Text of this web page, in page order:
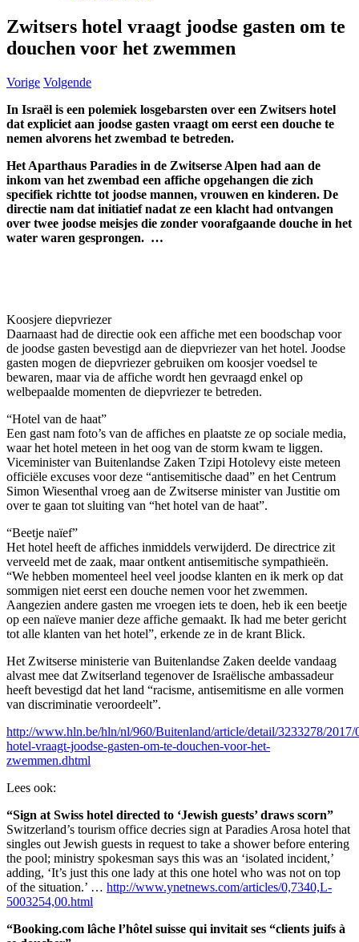
Zwitsers hotel vraagt joodse gasten om te
douchen voor het zwemmen
Vorige Volgende
In Israël is een polemiek losgebarsten over een Zwitsers hotel
dat expliciet aan joodse gasten vraagt om eerst een douche te
nemen alvorens het zwembad te betreden.
Het Aparthaus Paradies in de Zwitserse Alpen had aan de
inkom van het zwembad een affiche opgehangen die zich
specifiek richtte tot joodse mannen, vrouwen en kinderen. De
directie nam dat initiatief nadat ze een klacht had ontvangen
over twee joodse meisjes die zonder voorafgaande douche in het
water waren gesprongen. …
Koosjere diepvriezer
Daarnaast had de directie ook een affiche met een boodschap voor
de joodse gasten bevestigd aan de diepvriezer van het hotel. Joodse
gasten mogen de diepvriezer gebruiken om koosjer voedsel te
bewaren, maar via de affiche wordt hen gevraagd enkel op
welbepaalde momenten de diepvriezer te betreden.
“Hotel van de haat”
Een gast nam foto’s van de affiches en plaatste ze op sociale media,
waar het hotel meteen in het oog van de storm kwam te liggen.
Viceminister van Buitenlandse Zaken Tzipi Hotolevy eiste meteen
officiële excuses voor deze “antisemitische daad” en het Centrum
Simon Wiesenthal vroeg aan de Zwitserse minister van Justitie om
over te gaan tot sluiting van “het hotel van de haat”.
“Beetje naïef”
Het hotel heeft de affiches inmiddels verwijderd. De directrice zit
verveeld met de zaak, maar ontkent antisemitische sympathieën.
“We hebben momenteel heel veel joodse klanten en ik merk op dat
sommigen niet eerst een douche nemen voor het zwemmen.
Aangezien andere gasten me vroegen iets te doen, heb ik een beetje
op een naïeve manier deze affiche gemaakt. Ik had me beter gericht
tot alle klanten van het hotel”, erkende ze in de krant Blick.
Het Zwitserse ministerie van Buitenlandse Zaken deelde vandaag
alvast mee dat Zwitserland tegenover de Israëlische ambassadeur
heeft bevestigd dat het land “racisme, antisemitisme en alle vormen
van discriminatie veroordeelt”.
http://www.hln.be/hln/nl/960/Buitenland/article/detail/3233278/2017/
hotel-vraagt-joodse-gasten-om-te-douchen-voor-het-
zwemmen.dhtml
Lees ook:
“Sign at Swiss hotel directed to ‘Jewish guests’ draws scorn”
Switzerland’s tourism office decries sign at Paradies Arosa hotel that
singles out Jewish guests in request to take a shower before entering
the pool; ministry spokesman says this was an ‘isolated incident,’
adding, ‘It’s just this one lady at this one hotel who was not on top
of the situation.’ … http://www.ynetnews.com/articles/0,7340,L-
5003254,00.html
“Booking.com lâche l’hôtel suisse qui invitait ses “clients juifs à